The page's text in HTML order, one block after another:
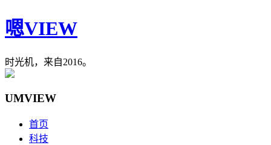
嗯VIEW
时光机，来自2016。
UMVIEW
首页
科技